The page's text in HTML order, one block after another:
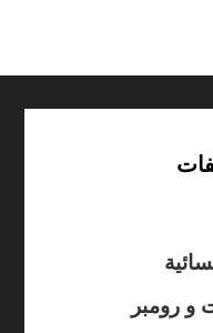
و رومبر